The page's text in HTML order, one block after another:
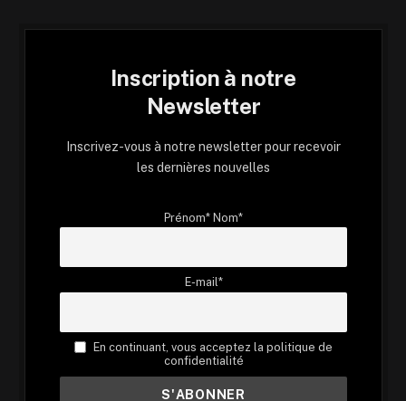
Inscription à notre
Newsletter
Inscrivez-vous à notre newsletter pour recevoir
les dernières nouvelles
Prénom* Nom*
E-mail*
En continuant, vous acceptez la politique de
confidentialité